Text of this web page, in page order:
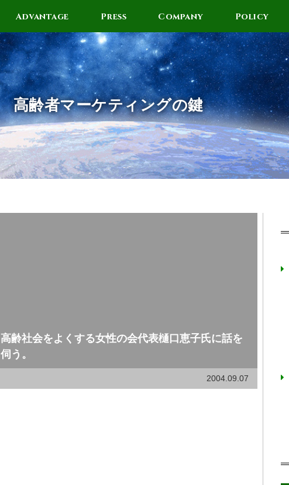
Advantage Press Company Policy
高齢者マーケティングの鍵
高齢社会をよくする女性の会代表樋口恵子氏に話を
伺う。
2004.09.07